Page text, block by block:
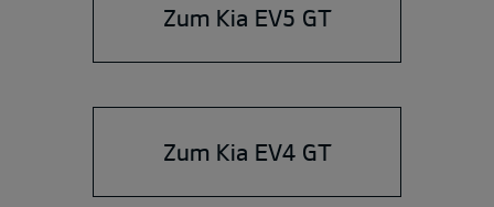
Zum Kia EV5 GT
Zum Kia EV4 GT